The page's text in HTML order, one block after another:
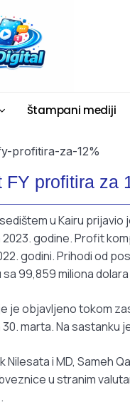
Štampani mediji
FY profitira za
u Kairu
godine. Profit
godini. Prihodi od
99,859 miliona dolara
je objavljeno tokom
marta. Na sastanku
Nilesata i MD, Sameh
u stranim